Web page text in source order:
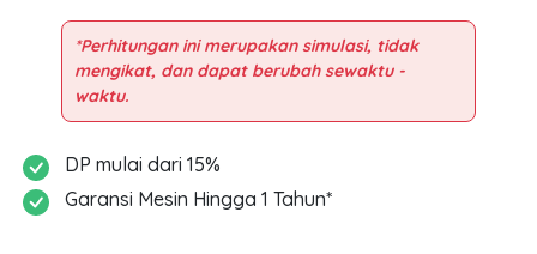
*Perhitungan ini merupakan simulasi, tidak
mengikat, dan dapat berubah sewaktu -
DP mulai dari 15%
Garansi Mesin Hingga 1 Tahun*